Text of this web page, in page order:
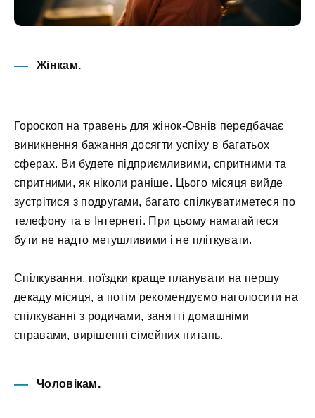
Жінкам.
Гороскоп на травень для жінок-Овнів передбачає
виникнення бажання досягти успіху в багатьох
сферах. Ви будете підприємливими, спритними та
спритними, як ніколи раніше. Цього місяця вийде
зустрітися з подругами, багато спілкуватиметеся по
телефону та в Інтернеті. При цьому намагайтеся
бути не надто метушливими і не пліткувати.
Спілкування, поїздки краще планувати на першу
декаду місяця, а потім рекомендуємо наголосити на
спілкуванні з родичами, занятті домашніми
справами, вирішенні сімейних питань.
Чоловікам.